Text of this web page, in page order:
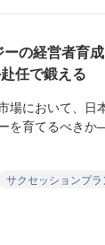
ーの経営者育
任で鍛える
において、日
を育てるべき
サクセッションプラ